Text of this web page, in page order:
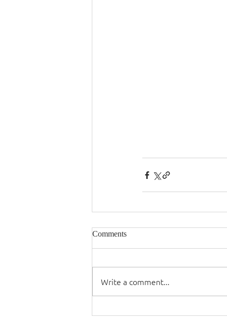
Comments
Write a comment...